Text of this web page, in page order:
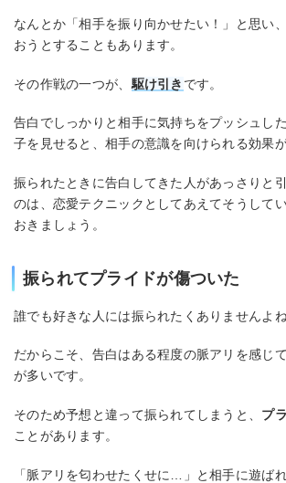
なんとか「相手を振り向かせたい！」と思い
おうとすることもあります。
その作戦の一つが、 駆け引き です。
告白でしっかりと相手に気持ちをプッシュし
子を見せると、相手の意識を向けられる効果が
振られたときに告白してきた人があっさりと
のは、恋愛テクニックとしてあえてそうして
おきましょう。
振られてプライドが傷ついた
誰でも好きな人には振られたくありませんよね
だからこそ、告白はある程度の脈アリを感じ
が多いです。
そのため予想と違って振られてしまうと、 プ
ことがあります。
「脈アリを匂わせたくせに…」と相手に遊ば